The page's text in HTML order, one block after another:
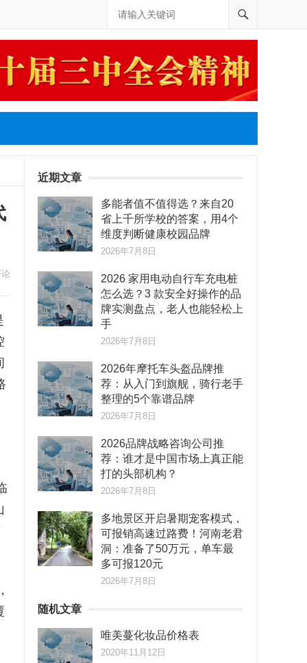
近期文章
多能者值不值得选？来自20
省上千所学校的答案，用4个
维度判断健康校园品牌
2026年7月8日
2026 家用电动自行车充电桩
怎么选？3 款安全好操作的品
牌实测盘点，老人也能轻松上
手
2026年7月8日
2026年摩托车头盔品牌推
荐：从入门到旗舰，骑行老手
整理的5个靠谱品牌
2026年7月8日
2026品牌战略咨询公司推
荐：谁才是中国市场上真正能
打的头部机构？
2026年7月8日
多地景区开启暑期宠客模式，
可报销高速过路费！河南老君
洞：准备了50万元，单车最
多可报120元
2026年7月8日
随机文章
唯美蔓化妆品价格表
2020年11月12日